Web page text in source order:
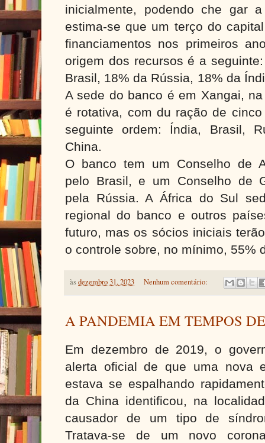
inicialmente, podendo che gar
estima-se que um terço do
financiamentos nos primeiros
origem dos recursos é a
Brasil, 18% da Rússia, 18% da
A sede do banco é em Xangai,
é rotativa, com du ração de
seguinte ordem: Índia, Brasil,
China.
O banco tem um Conselho de
pelo Brasil, e um Conselho de
pela Rússia. A África do Sul
regional do banco e outros
futuro, mas os sócios iniciais
o controle sobre, no mínimo, 55%
àsdezembro 31, 2023 Nenhum comentário:
A PANDEMIA EM TEMPOS
Em dezembro de 2019, o
alerta oficial de que uma nova
estava se espalhando
da China identificou, na
causador de um tipo de
Tratava-se de um novo